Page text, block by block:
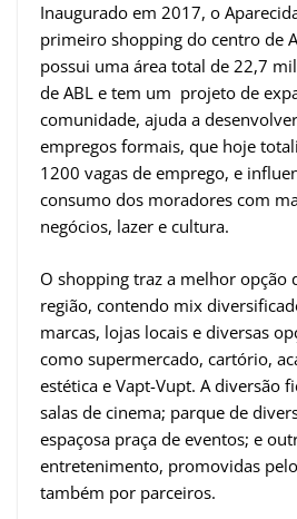
Inaugurado em 2017, o
primeiro shopping do centro de
possui uma área total de 22,7
de ABL e tem um projeto de
comunidade, ajuda a
empregos formais, que hoje
1200 vagas de emprego, e
consumo dos moradores com
negócios, lazer e cultura.
O shopping traz a melhor opção
região, contendo mix
marcas, lojas locais e diversas
como supermercado, cartório,
estética e Vapt-Vupt. A diversão
salas de cinema; parque de
espaçosa praça de eventos; e
entretenimento, promovidas
também por parceiros.